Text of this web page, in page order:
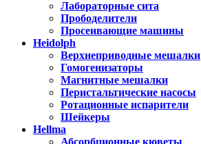
Лабораторные сита
Прободелители
Просеивающие машины
Heidolph
Верхнеприводные мешалки
Гомогенизаторы
Магнитные мешалки
Перистальтические насосы
Ротационные испарители
Шейкеры
Hellma
Абсорбционные кюветы